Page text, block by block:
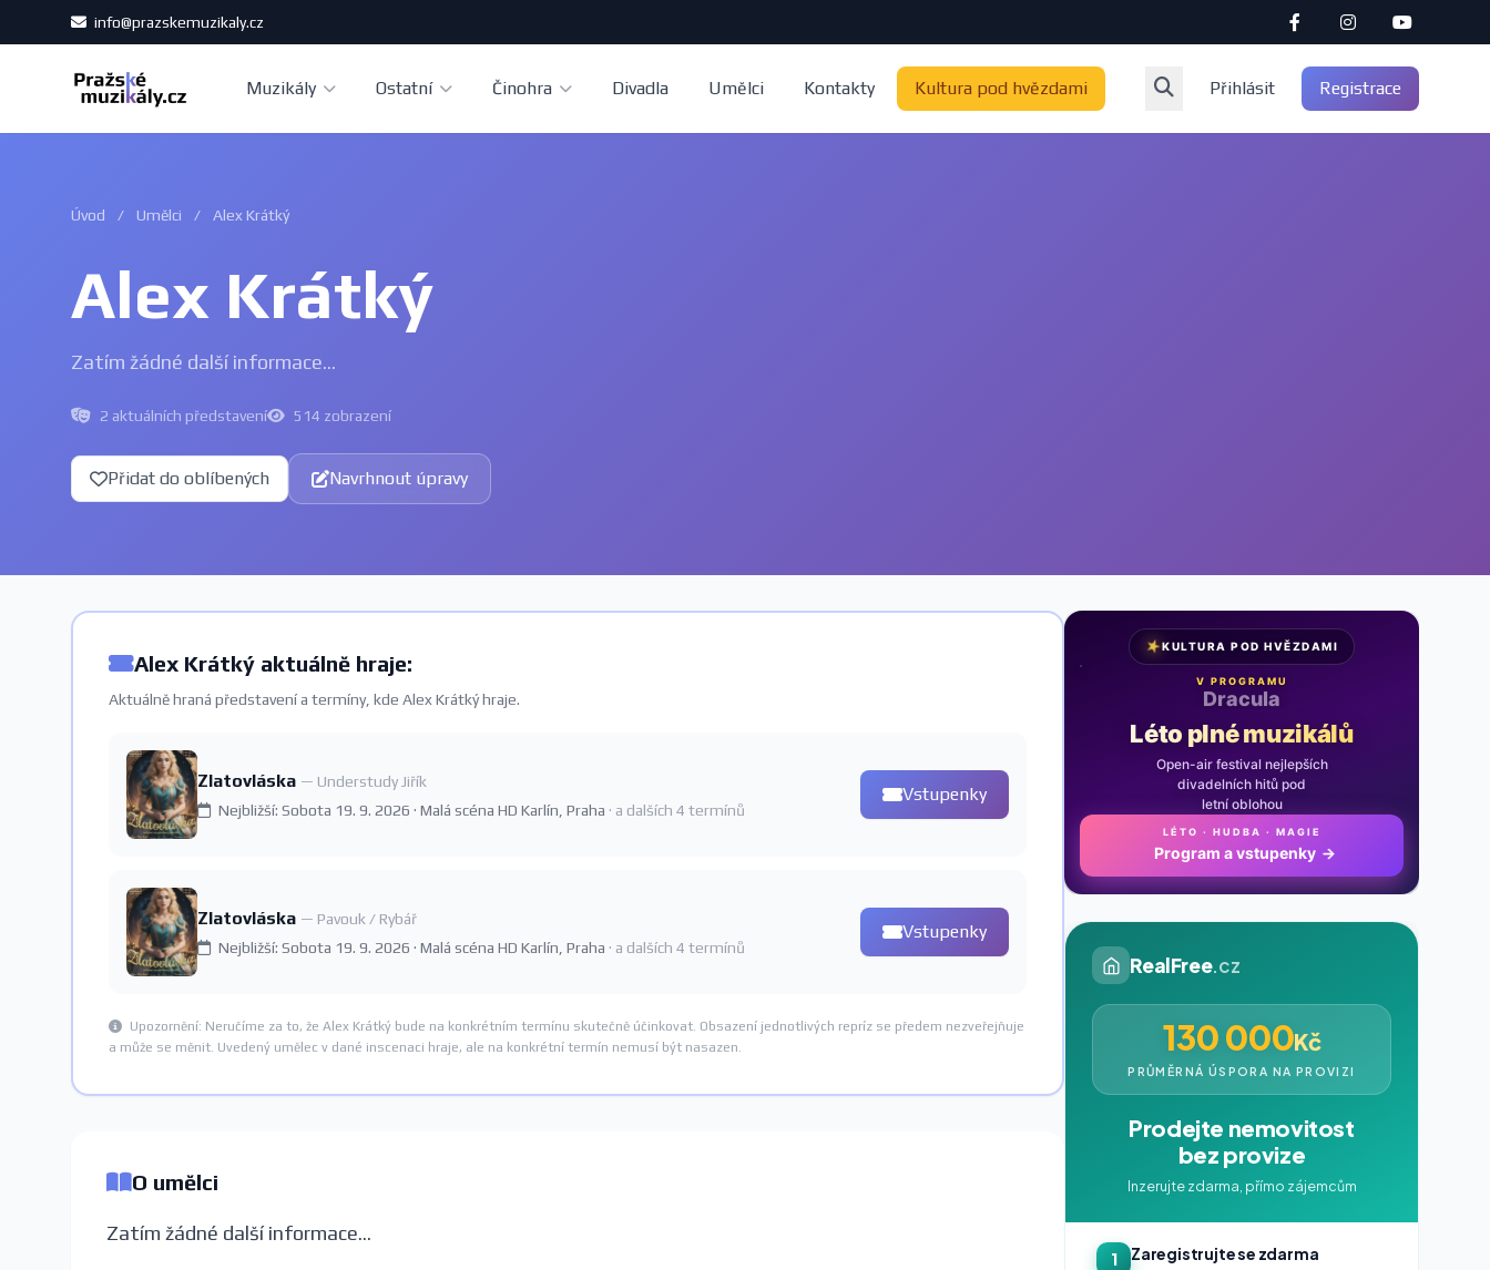
info@prazskemuzikaly.cz
Muzikály Ostatní Činohra Divadla Umělci Kontakty Kultura pod hvězdami Přihlásit Registrace
Úvod / Umělci / Alex Krátký
Alex Krátký
Zatím žádné další informace...
2 aktuálních představení 514 zobrazení
Přidat do oblíbených Navrhnout úpravy
Alex Krátký aktuálně hraje:
Aktuálně hraná představení a termíny, kde Alex Krátký hraje.
Zlatovláska — Understudy Jiřík
Nejbližší: Sobota 19. 9. 2026 · Malá scéna HD Karlín, Praha · a dalších 4 termínů
Vstupenky
Zlatovláska — Pavouk / Rybář
Nejbližší: Sobota 19. 9. 2026 · Malá scéna HD Karlín, Praha · a dalších 4 termínů
Vstupenky
Upozornění: Neručíme za to, že Alex Krátký bude na konkrétním termínu skutečně účinkovat. Obsazení jednotlivých repríz se předem nezveřejňuje
a může se měnit. Uvedený umělec v dané inscenaci hraje, ale na konkrétní termín nemusí být nasazen.
O umělci
Zatím žádné další informace...
★KULTURA POD HVĚZDAMI
V PROGRAMU
Noc na Karlštejně
Léto plné muzikálů
Open-air festival nejlepších
divadelních hitů pod
letní oblohou
LÉTO · HUDBA · MAGIE
Program a vstupenky →
RealFree.cz
130 000Kč
PRŮMĚRNÁ ÚSPORA NA PROVIZI
Prodejte nemovitost
bez provize
Inzerujte zdarma, přímo zájemcům
1 Zaregistrujte se zdarma